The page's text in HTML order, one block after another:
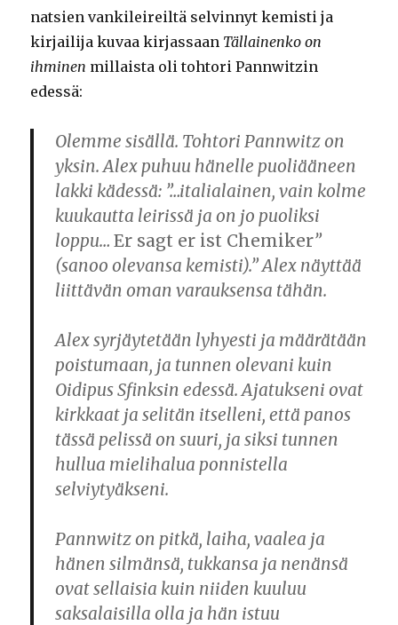
natsien vankileireiltä selvinnyt kemisti ja
kirjailija kuvaa kirjassaan Tällainenko on
ihminen millaista oli tohtori Pannwitzin
edessä:
Olemme sisällä. Tohtori Pannwitz on
yksin. Alex puhuu hänelle puoliääneen
lakki kädessä: ”…italialainen, vain kolme
kuukautta leirissä ja on jo puoliksi
loppu…Er sagt er ist Chemiker”
(sanoo olevansa kemisti).” Alex näyttää
liittävän oman varauksensa tähän.
Alex syrjäytetään lyhyesti ja määrätään
poistumaan, ja tunnen olevani kuin
Oidipus Sfinksin edessä. Ajatukseni ovat
kirkkaat ja selitän itselleni, että panos
tässä pelissä on suuri, ja siksi tunnen
hullua mielihalua ponnistella
selviytyäkseni.
Pannwitz on pitkä, laiha, vaalea ja
hänen silmänsä, tukkansa ja nenänsä
ovat sellaisia kuin niiden kuuluu
saksalaisilla olla ja hän istuu